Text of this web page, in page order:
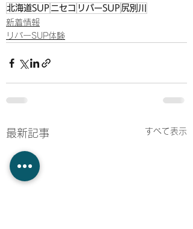
北海道SUP ニセコ リバーSUP 尻別川
新着情報
リバーSUP体験
最新記事 すべて表示